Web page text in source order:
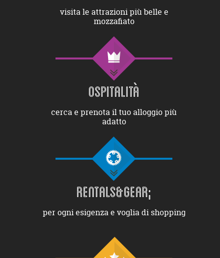
visita le attrazioni più belle e
mozzafiato
OSPITALITÀ
cerca e prenota il tuo alloggio più
adatto
RENTALS&GEAR;
per ogni esigenza e voglia di shopping